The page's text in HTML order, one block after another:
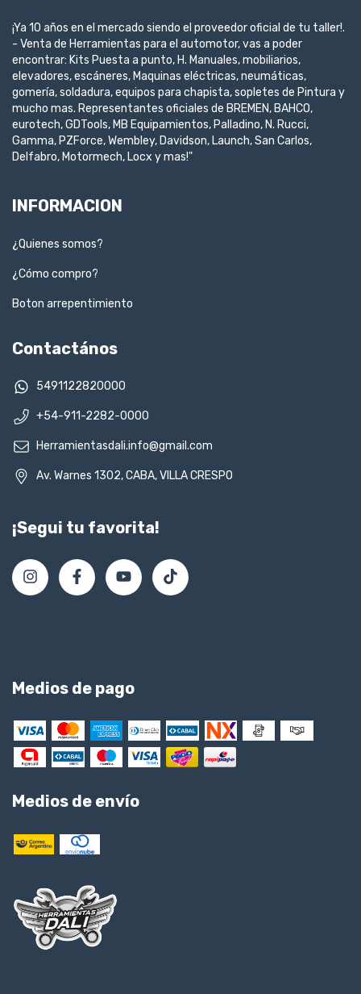
¡Ya 10 años en el mercado siendo el proveedor oficial de tu taller!.
- Venta de Herramientas para el automotor, vas a poder
encontrar: Kits Puesta a punto, H. Manuales, mobiliarios,
elevadores, escáneres, Maquinas eléctricas, neumáticas,
gomería, soldadura, equipos para chapista, sopletes de Pintura y
mucho mas. Representantes oficiales de BREMEN, BAHCO,
eurotech, GDTools, MB Equipamientos, Palladino, N. Rucci,
Gamma, PZForce, Wembley, Davidson, Launch, San Carlos,
Delfabro, Motormech, Locx y mas!"
INFORMACION
¿Quienes somos?
¿Cómo compro?
Boton arrepentimiento
Contactános
5491122820000
+54-911-2282-0000
Herramientasdali.info@gmail.com
Av. Warnes 1302, CABA, VILLA CRESPO
¡Segui tu favorita!
Medios de pago
Medios de envío